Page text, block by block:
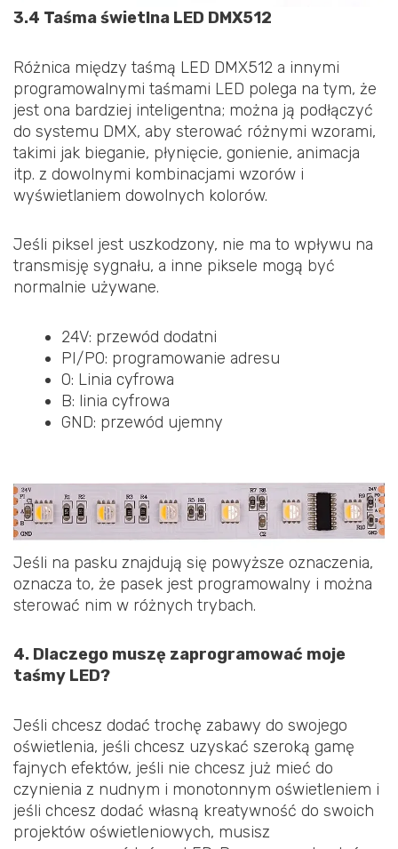
3.4 Taśma świetlna LED DMX512
Różnica między taśmą LED DMX512 a innymi
programowalnymi taśmami LED polega na tym, że
jest ona bardziej inteligentna; można ją podłączyć
do systemu DMX, aby sterować różnymi wzorami,
takimi jak bieganie, płynięcie, gonienie, animacja
itp. z dowolnymi kombinacjami wzorów i
wyświetlaniem dowolnych kolorów.
Jeśli piksel jest uszkodzony, nie ma to wpływu na
transmisję sygnału, a inne piksele mogą być
normalnie używane.
24V: przewód dodatni
PI/PO: programowanie adresu
O: Linia cyfrowa
B: linia cyfrowa
GND: przewód ujemny
Jeśli na pasku znajdują się powyższe oznaczenia,
oznacza to, że pasek jest programowalny i można
sterować nim w różnych trybach.
4. Dlaczego muszę zaprogramować moje
taśmy LED?
Jeśli chcesz dodać trochę zabawy do swojego
oświetlenia, jeśli chcesz uzyskać szeroką gamę
fajnych efektów, jeśli nie chcesz już mieć do
czynienia z nudnym i monotonnym oświetleniem i
jeśli chcesz dodać własną kreatywność do swoich
projektów oświetleniowych, musisz